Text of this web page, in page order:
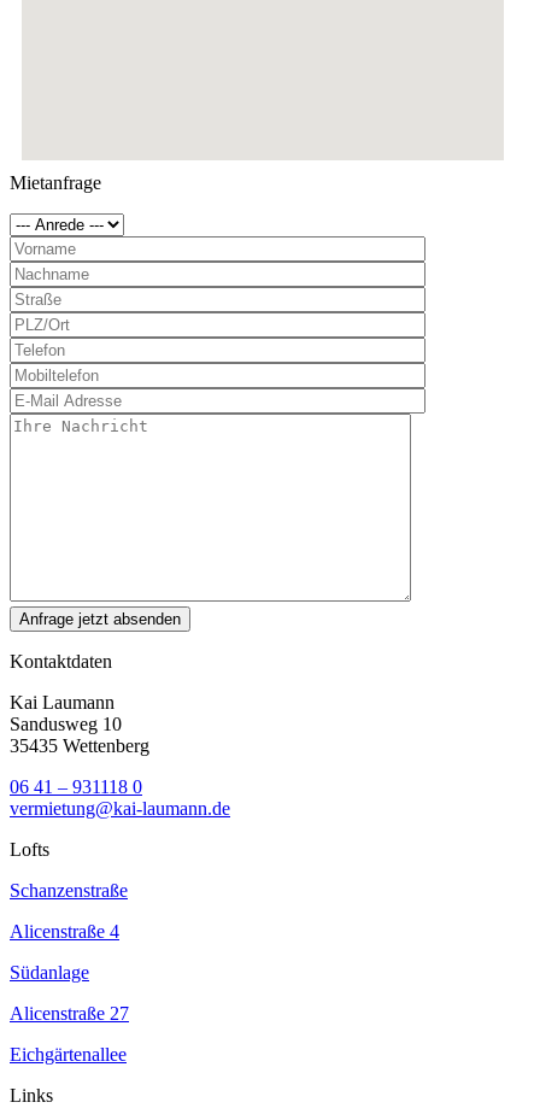
Mietanfrage
Kontaktdaten
Kai Laumann
Sandusweg 10
35435 Wettenberg
06 41 – 931118 0
vermietung@kai-laumann.de
Lofts
Schanzenstraße
Alicenstraße 4
Südanlage
Alicenstraße 27
Eichgärtenallee
Links